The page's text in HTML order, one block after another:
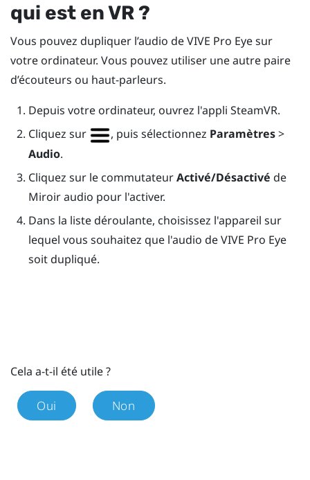
qui est en VR ?
Vous pouvez dupliquer l’audio deVIVE Pro Eyesur
votre ordinateur. Vous pouvez utiliser une autre paire
d’écouteurs ou haut-parleurs.
Depuis votre ordinateur, ouvrez l'appli SteamVR.
Cliquez sur
, puis sélectionnez Paramètres>
Audio.
Cliquez sur le commutateurActivé/Désactivé de
Miroir audio pour l'activer.
Dans la liste déroulante, choisissez l'appareil sur
lequel vous souhaitez que l'audio deVIVE Pro Eye
soit dupliqué.
Cela a-t-il été utile ?
Oui Non